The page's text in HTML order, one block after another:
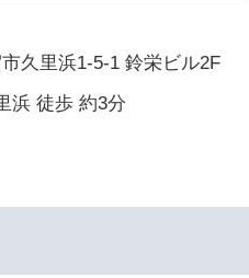
久里浜1-5-1 鈴栄ビル2F
浜 徒歩 約3分